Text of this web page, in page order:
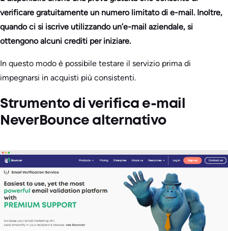
verificare gratuitamente un numero limitato di e-mail. Inoltre,
quando ci si iscrive utilizzando un’e-mail aziendale, si
ottengono alcuni crediti per iniziare.
In questo modo è possibile testare il servizio prima di
impegnarsi in acquisti più consistenti.
Strumento di verifica e-mail
NeverBounce alternativo